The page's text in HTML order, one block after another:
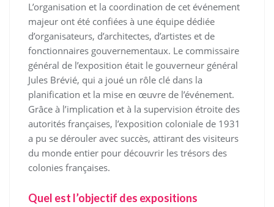
L’organisation et la coordination de cet événement
majeur ont été confiées à une équipe dédiée
d’organisateurs, d’architectes, d’artistes et de
fonctionnaires gouvernementaux. Le commissaire
général de l’exposition était le gouverneur général
Jules Brévié, qui a joué un rôle clé dans la
planification et la mise en œuvre de l’événement.
Grâce à l’implication et à la supervision étroite des
autorités françaises, l’exposition coloniale de 1931
a pu se dérouler avec succès, attirant des visiteurs
du monde entier pour découvrir les trésors des
colonies françaises.
Quel est l’objectif des expositions